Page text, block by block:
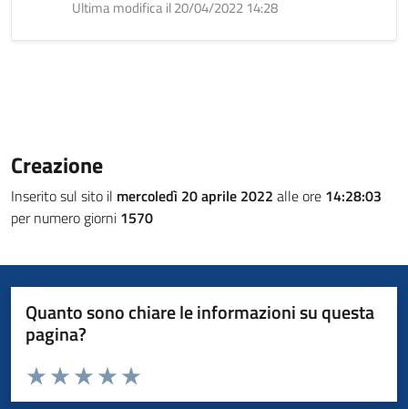
Ultima modifica il 20/04/2022 14:28
Creazione
Inserito sul sito il mercoledì 20 aprile 2022 alle ore 14:28:03
per numero giorni 1570
Quanto sono chiare le informazioni su questa
pagina?
Valuta da 1 a 5 stelle la pagina
Valuta 5 stelle su 5
Valuta 4 stelle su 5
Valuta 3 stelle su 5
Valuta 2 stelle su 5
Valuta 1 stelle su 5